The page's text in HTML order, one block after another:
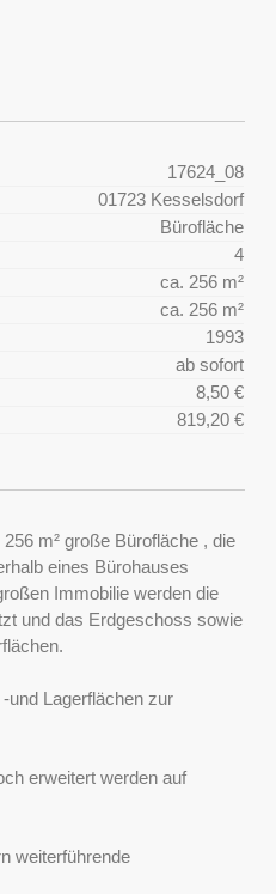
17624_08
01723 Kesselsdorf
Bürofläche
4
ca. 256 m²
ca. 256 m²
1993
ab sofort
8,50 €
819,20 €
m² große Bürofläche , die
eines Bürohauses
Immobilie werden die
und das Erdgeschoss sowie
und Lagerflächen zur
erweitert werden auf
weiterführende